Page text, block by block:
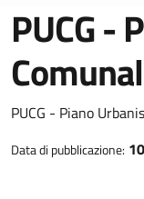
PUCG -
PUCG - Piano
Data di pubblicazione: